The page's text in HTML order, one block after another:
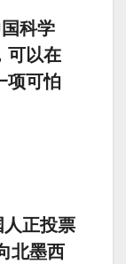
科学
可以在
项可怕
正投票
北墨西